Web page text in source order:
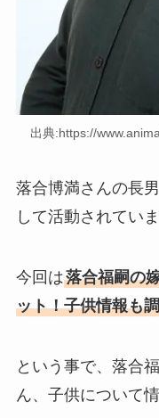
出典:https://
落合博満さんの長
して活動されていま
今回は落合福嗣の
ット！子供情報も
という事で、落合
ん、子供について